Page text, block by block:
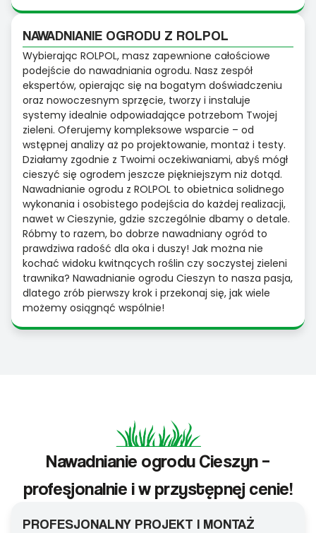
NAWADNIANIE OGRODU Z ROLPOL
Wybierając ROLPOL, masz zapewnione całościowe
podejście do nawadniania ogrodu. Nasz zespół
ekspertów, opierając się na bogatym doświadczeniu
oraz nowoczesnym sprzęcie, tworzy i instaluje
systemy idealnie odpowiadające potrzebom Twojej
zieleni. Oferujemy kompleksowe wsparcie – od
wstępnej analizy aż po projektowanie, montaż i testy.
Działamy zgodnie z Twoimi oczekiwaniami, abyś mógł
cieszyć się ogrodem jeszcze piękniejszym niż dotąd.
Nawadnianie ogrodu z ROLPOL to obietnica solidnego
wykonania i osobistego podejścia do każdej realizacji,
nawet w Cieszynie, gdzie szczególnie dbamy o detale.
Róbmy to razem, bo dobrze nawadniany ogród to
prawdziwa radość dla oka i duszy! Jak można nie
kochać widoku kwitnących roślin czy soczystej zieleni
trawnika? Nawadnianie ogrodu Cieszyn to nasza pasja,
dlatego zrób pierwszy krok i przekonaj się, jak wiele
możemy osiągnąć wspólnie!
Nawadnianie ogrodu Cieszyn –
profesjonalnie i w przystępnej cenie!
PROFESJONALNY PROJEKT I MONTAŻ